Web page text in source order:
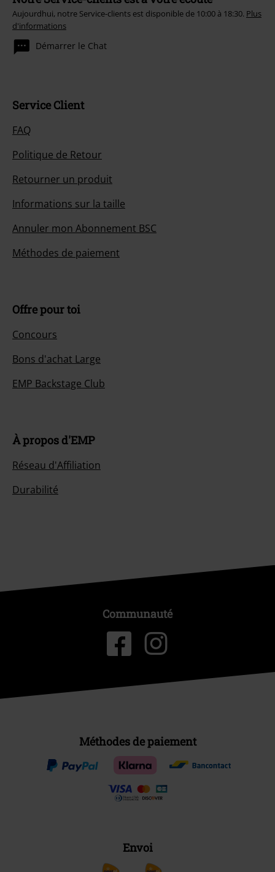
Aujourdhui, notre Service-clients est disponible de 10:00 à 18:30. Plus
d'informations
Démarrer le Chat
Service Client
FAQ
Politique de Retour
Retourner un produit
Informations sur la taille
Annuler mon Abonnement BSC
Méthodes de paiement
Offre pour toi
Concours
Bons d'achat Large
EMP Backstage Club
À propos d'EMP
Réseau d'Affiliation
Durabilité
Communauté
Méthodes de paiement
Envoi